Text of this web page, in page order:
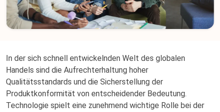
In der sich schnell entwickelnden Welt des globalen
Handels sind die Aufrechterhaltung hoher
Qualitätsstandards und die Sicherstellung der
Produktkonformität von entscheidender Bedeutung.
Technologie spielt eine zunehmend wichtige Rolle bei der